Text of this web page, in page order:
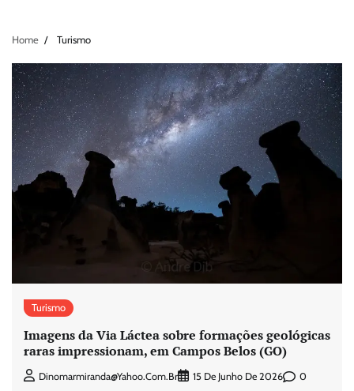
Home Turismo
Turismo
Imagens da Via Láctea sobre formações geológicas
raras impressionam, em Campos Belos (GO)
Dinomarmiranda@yahoo.com.br 15 De Junho De 2026 0